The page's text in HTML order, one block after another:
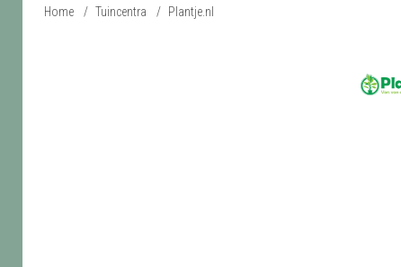
Home / Tuincentra / Plantje.nl